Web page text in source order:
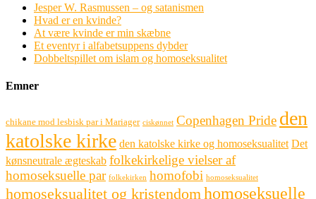
Jesper W. Rasmussen – og satanismen
Hvad er en kvinde?
At være kvinde er min skæbne
Et eventyr i alfabetsuppens dybder
Dobbeltspillet om islam og homoseksualitet
Emner
chikane mod lesbisk par i Mariager ciskønnet Copenhagen Pride den
katolske kirke den katolske kirke og homoseksualitet Det
kønsneutrale ægteskab folkekirkelige vielser af
homoseksuelle par folkekirken homofobi homoseksualitet
homoseksualitet og kristendomhomoseksuelle